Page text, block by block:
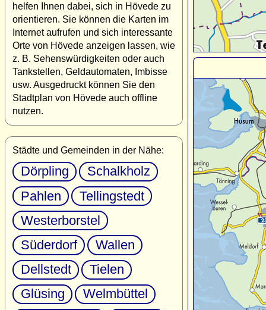
helfen Ihnen dabei, sich in Hövede zu
orientieren. Sie können die Karten im
Internet aufrufen und sich interessante
Orte von Hövede anzeigen lassen, wie
z. B. Sehenswürdigkeiten oder auch
Tankstellen, Geldautomaten, Imbisse
usw. Ausgedruckt können Sie den
Stadtplan von Hövede auch offline
nutzen.
Städte und Gemeinden in der Nähe:
Dörpling
Schalkholz
Pahlen
Tellingstedt
Westerborstel
Süderdorf
Wallen
Dellstedt
Tielen
Glüsing
Welmbüttel